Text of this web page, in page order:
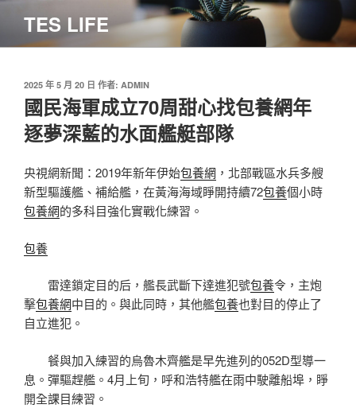
主
TES LIFE
發
佈
於
2025 年 5 月 20 日 作者: ADMIN
國民海軍成立70周甜心找包養網年
逐夢深藍的水面艦艇部隊
央視網新聞：2019年新年伊始包養網 ，北部戰區水兵多艘
新型驅護艦、補給艦，在黃海海域睜開持續72包養個小時
包養網的多科目強化實戰化練習。
包養
雷達鎖定目的后，艦長武斷下達進犯號包養令，主炮
擊包養網中目的。與此同時，其他艦包養也對目的停止了
自立進犯。
餐與加入練習的烏魯木齊艦是早先進列的052D型導一
息。彈驅趕艦。4月上旬，呼和浩特艦在雨中駛離船埠，睜
開全課目練習。